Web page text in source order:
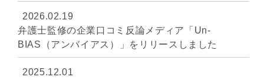
2026.02.19
弁護士監修の企業口コミ反論メディア「Un-
BIAS（アンバイアス）」をリリースしました
2025.12.01